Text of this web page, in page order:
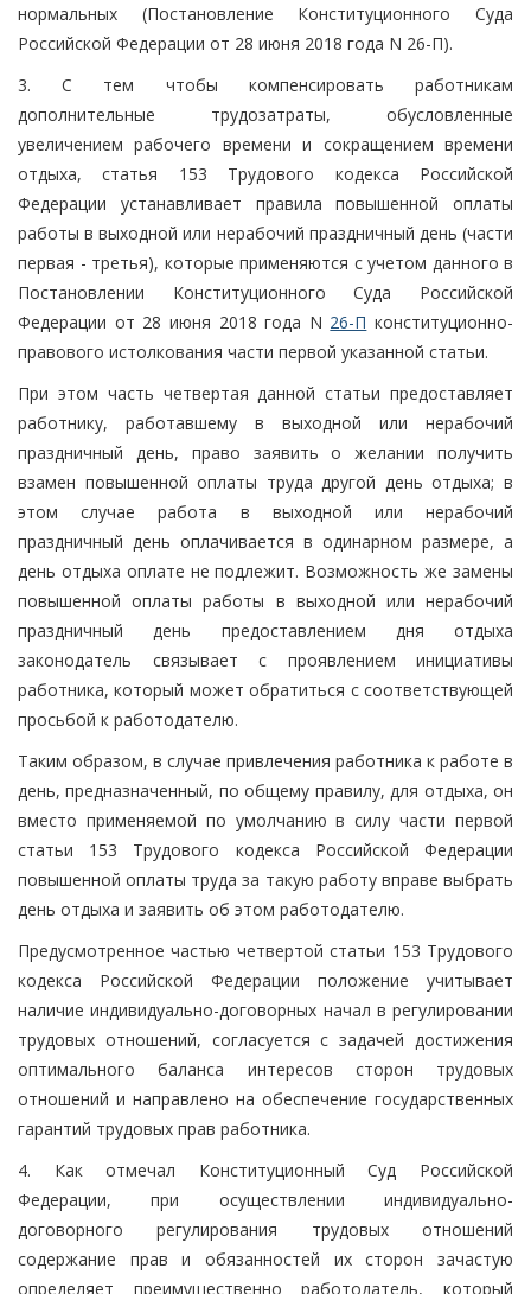
нормальных (Постановление Конституционного Суда
Российской Федерации от 28 июня 2018 года N 26-П).
3. С тем чтобы компенсировать работникам
дополнительные трудозатраты, обусловленные
увеличением рабочего времени и сокращением времени
отдыха, статья 153 Трудового кодекса Российской
Федерации устанавливает правила повышенной оплаты
работы в выходной или нерабочий праздничный день (части
первая - третья), которые применяются с учетом данного в
Постановлении Конституционного Суда Российской
Федерации от 28 июня 2018 года N 26-П конституционно-
правового истолкования части первой указанной статьи.
При этом часть четвертая данной статьи предоставляет
работнику, работавшему в выходной или нерабочий
праздничный день, право заявить о желании получить
взамен повышенной оплаты труда другой день отдыха; в
этом случае работа в выходной или нерабочий
праздничный день оплачивается в одинарном размере, а
день отдыха оплате не подлежит. Возможность же замены
повышенной оплаты работы в выходной или нерабочий
праздничный день предоставлением дня отдыха
законодатель связывает с проявлением инициативы
работника, который может обратиться с соответствующей
просьбой к работодателю.
Таким образом, в случае привлечения работника к работе в
день, предназначенный, по общему правилу, для отдыха, он
вместо применяемой по умолчанию в силу части первой
статьи 153 Трудового кодекса Российской Федерации
повышенной оплаты труда за такую работу вправе выбрать
день отдыха и заявить об этом работодателю.
Предусмотренное частью четвертой статьи 153 Трудового
кодекса Российской Федерации положение учитывает
наличие индивидуально-договорных начал в регулировании
трудовых отношений, согласуется с задачей достижения
оптимального баланса интересов сторон трудовых
отношений и направлено на обеспечение государственных
гарантий трудовых прав работника.
4. Как отмечал Конституционный Суд Российской
Федерации, при осуществлении индивидуально-
договорного регулирования трудовых отношений
содержание прав и обязанностей их сторон зачастую
определяет преимущественно работодатель, который